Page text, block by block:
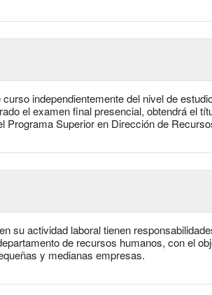
independientemente del nivel de
el examen final presencial, obtendrá el
Programa Superior en Dirección de
su actividad laboral tienen
de recursos humanos, con el
y medianas empresas.